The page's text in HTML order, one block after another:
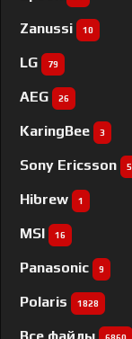
Zanussi 10
LG 79
AEG 26
KaringBee 3
Sony Ericsson
Hibrew 1
MSI 16
Panasonic 9
Polaris 1828